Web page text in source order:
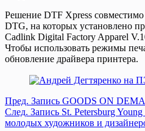
Решение DTF Xpress
DTG, на которых установлено
Cadlink Digital Factory Apparel
Чтобы использовать режимы
обновление драйвера принтера.
Пред. Запись GOODS ON
След. Запись St. Petersburg
молодых художников и